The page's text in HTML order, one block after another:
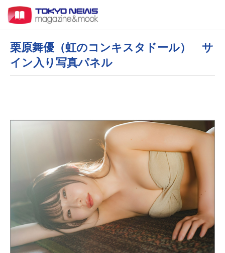
栗原舞優（虹のコンキスタドール） サ
イン入り写真パネル